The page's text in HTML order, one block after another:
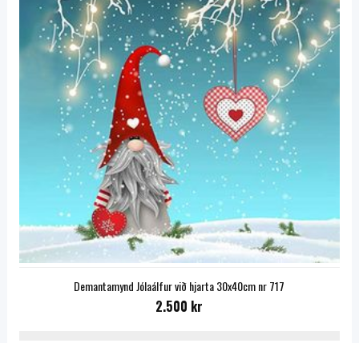
Demantamynd Jólaálfur við hjarta 30x40cm nr 717
2.500 kr